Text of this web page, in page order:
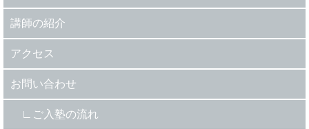
講師の紹介
アクセス
お問い合わせ
ご入塾の流れ